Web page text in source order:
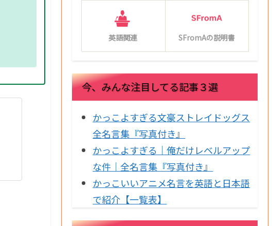
英語関連 SFromAの説明書
今、みんな注目してる記事３選
かっこよすぎる文豪ストレイドッグス
全名言集『写真付き』
かっこよすぎる｜俺だけレベルアップ
な件｜全名言集『写真付き』
かっこいいアニメ名言を英語と日本語
で紹介【一覧表】